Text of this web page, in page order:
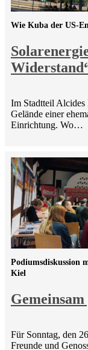
Wie Kuba der US-
Im Stadtteil
Gelände einer
Einrichtung. Wo…
Podiumsdiskussion
Kiel
Für Sonntag, den
Freunde und